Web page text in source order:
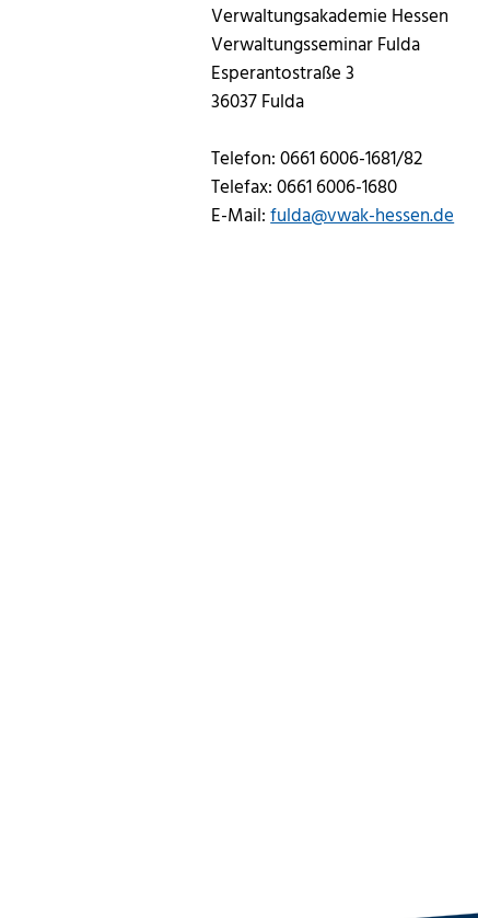
Verwaltungsakademie Hessen
Verwaltungsseminar Fulda
Esperantostraße 3
36037 Fulda
Telefon: 0661 6006-1681/82
Telefax: 0661 6006-1680
E-Mail:fulda@vwak-hessen.de